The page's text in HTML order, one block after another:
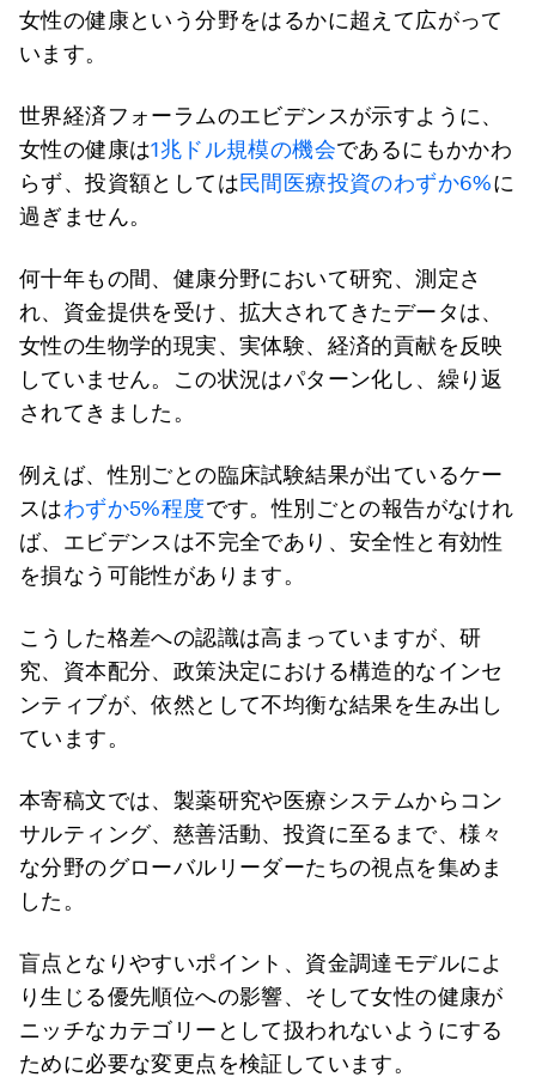
女性の健康という分野をはるかに超えて広がって
います。
世界経済フォーラムのエビデンスが示すように、
女性の健康は1兆ドル規模の機会であるにもかかわ
らず、投資額としては民間医療投資のわずか6%に
過ぎません。
何十年もの間、健康分野において研究、測定さ
れ、資金提供を受け、拡大されてきたデータは、
女性の生物学的現実、実体験、経済的貢献を反映
していません。この状況はパターン化し、繰り返
されてきました。
例えば、性別ごとの臨床試験結果が出ているケー
スはわずか5%程度です。性別ごとの報告がなけれ
ば、エビデンスは不完全であり、安全性と有効性
を損なう可能性があります。
こうした格差への認識は高まっていますが、研
究、資本配分、政策決定における構造的なインセ
ンティブが、依然として不均衡な結果を生み出し
ています。
本寄稿文では、製薬研究や医療システムからコン
サルティング、慈善活動、投資に至るまで、様々
な分野のグローバルリーダーたちの視点を集めま
した。
盲点となりやすいポイント、資金調達モデルによ
り生じる優先順位への影響、そして女性の健康が
ニッチなカテゴリーとして扱われないようにする
ために必要な変更点を検証しています。